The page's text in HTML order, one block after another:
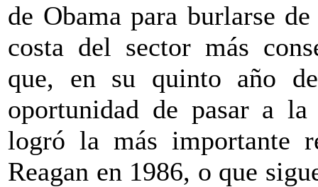
de Obama para burlarse
costa del sector más
que, en su quinto año
oportunidad de pasar a
logró la más importante
Reagan en 1986, o que